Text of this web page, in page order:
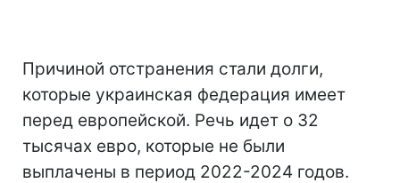
Причиной отстранения стали долги,
которые украинская федерация имеет
перед европейской. Речь идет о 32
тысячах евро, которые не были
выплачены в период 2022-2024 годов.